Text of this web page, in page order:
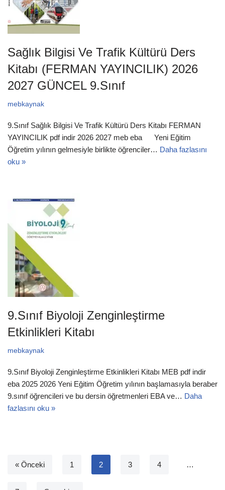
Sağlık Bilgisi Ve Trafik Kültürü Ders
Kitabı (FERMAN YAYINCILIK) 2026
2027 GÜNCEL 9.Sınıf
mebkaynak
9.Sınıf Sağlık Bilgisi Ve Trafik Kültürü Ders Kitabı FERMAN
YAYINCILIK pdf indir 2026 2027 meb eba Yeni Eğitim
Öğretim yılının gelmesiyle birlikte öğrenciler… Daha fazlasını
oku »
9.Sınıf Biyoloji Zenginleştirme
Etkinlikleri Kitabı
mebkaynak
9.Sınıf Biyoloji Zenginleştirme Etkinlikleri Kitabı MEB pdf indir
eba 2025 2026 Yeni Eğitim Öğretim yılının başlamasıyla beraber
9.sınıf öğrencileri ve bu dersin öğretmenleri EBA ve… Daha
fazlasını oku »
« Önceki 1 2 3 4 …